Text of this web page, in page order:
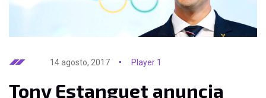
14 agosto, 2017 Player 1
Tony Estanguet anuncia